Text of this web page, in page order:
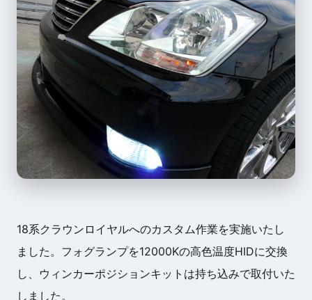
18系クラウンロイヤルへのカスタム作業を実施いたし
ました。フォグランプを12000Kの高色温度HIDに交換
し、ウィンカーポジションキットは持ち込みで取付いた
しました。